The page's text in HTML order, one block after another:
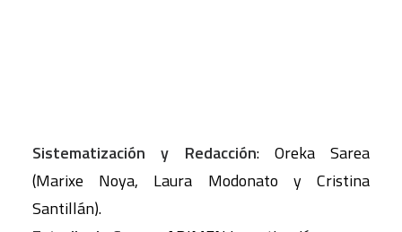
Sistematización y Redacción: Oreka Sarea
(Marixe Noya, Laura Modonato y Cristina
Santillán).